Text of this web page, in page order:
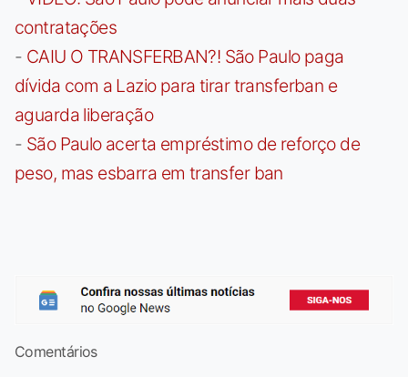
contratações
- CAIU O TRANSFERBAN?! São Paulo paga
dívida com a Lazio para tirar transferban e
aguarda liberação
- São Paulo acerta empréstimo de reforço de
peso, mas esbarra em transfer ban
Comentários